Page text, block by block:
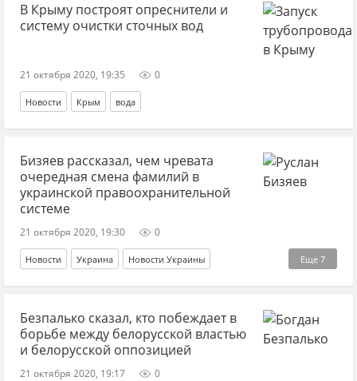
В Крыму построят опреснители и
систему очистки сточных вод
21 октября 2020, 19:35 0
Новости Крым вода
Бизяев рассказал, чем чревата
очередная смена фамилий в
украинской правоохранительной
системе
21 октября 2020, 19:30 0
Еще 7
Новости Украина Новости Украины
Руслан Бизяев увольнение МВД
Офис генпрокурора НАБУ САП
Антикоррупционный суд
Безпалько сказал, кто побеждает в
борьбе между белорусской властью
и белорусской оппозицией
21 октября 2020, 19:17 0